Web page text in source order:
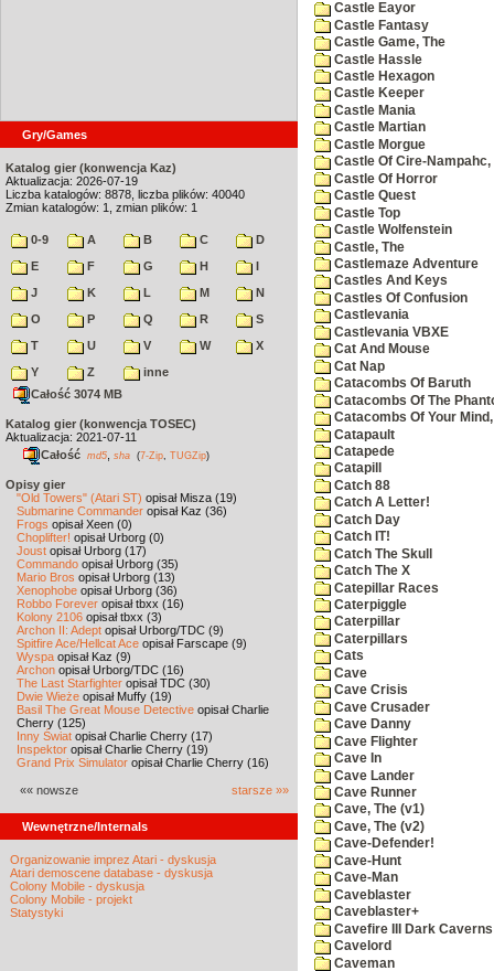
Gry/Games
Katalog gier (konwencja Kaz)
Aktualizacja: 2026-07-19
Liczba katalogów: 8878, liczba plików: 40040
Zmian katalogów: 1, zmian plików: 1
0-9 A B C
D
E
F G H
I
J
K L M
N
O
P Q R
S
T
U V W
X
Y
Z
inne
Całość 3074 MB
Katalog gier (konwencja TOSEC)
Aktualizacja: 2021-07-11
Całość md5 sha (7-Zip TUGZip)
Opisy gier
"Old Towers" (Atari ST) opisał Misza (19)
Submarine Commander opisał Kaz (36)
Frogs opisał Xeen (0)
Choplifter! opisał Urborg (0)
Joust opisał Urborg (17)
Commando opisał Urborg (35)
Mario Bros opisał Urborg (13)
Xenophobe opisał Urborg (36)
Robbo Forever opisał tbxx (16)
Kolony 2106 opisał tbxx (3)
Archon II: Adept opisał Urborg/TDC (9)
Spitfire Ace/Hellcat Ace opisał Farscape (9)
Wyspa opisał Kaz (9)
Archon opisał Urborg/TDC (16)
The Last Starfighter opisał TDC (30)
Dwie Wieże opisał Muffy (19)
Basil The Great Mouse Detective opisał Charlie
Cherry (125)
Inny Świat opisał Charlie Cherry (17)
Inspektor opisał Charlie Cherry (19)
Grand Prix Simulator opisał Charlie Cherry (16)
«« nowsze starsze »»
Wewnętrzne/Internals
Organizowanie imprez Atari - dyskusja
Atari demoscene database - dyskusja
Colony Mobile - dyskusja
Colony Mobile - projekt
Statystyki
Castle Eayor
Castle Fantasy
Castle Game, The
Castle Hassle
Castle Hexagon
Castle Keeper
Castle Mania
Castle Martian
Castle Morgue
Castle Of Cire-Nampahc,
Castle Of Horror
Castle Quest
Castle Top
Castle Wolfenstein
Castle, The
Castlemaze Adventure
Castles And Keys
Castles Of Confusion
Castlevania
Castlevania VBXE
Cat And Mouse
Cat Nap
Catacombs Of Baruth
Catacombs Of The
Catacombs Of Your
Catapault
Catapede
Catapill
Catch 88
Catch A Letter!
Catch Day
Catch IT!
Catch The Skull
Catch The X
Catepillar Races
Caterpiggle
Caterpillar
Caterpillars
Cats
Cave
Cave Crisis
Cave Crusader
Cave Danny
Cave Flighter
Cave In
Cave Lander
Cave Runner
Cave, The (v1)
Cave, The (v2)
Cave-Defender!
Cave-Hunt
Cave-Man
Caveblaster
Caveblaster+
Cavefire III Dark Caverns
Cavelord
Caveman